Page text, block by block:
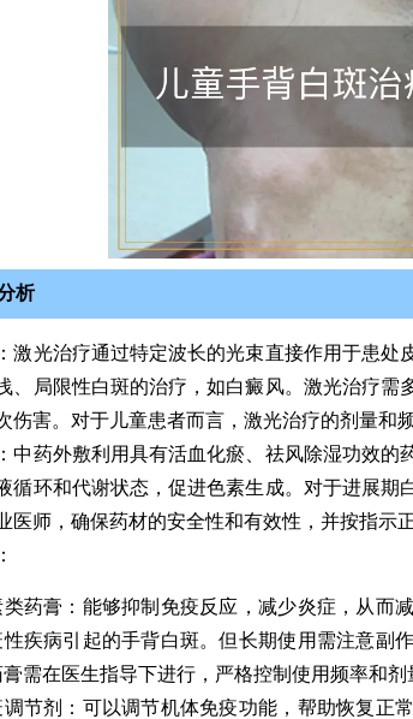
析
：激光治疗通过特定波长的光束直接作用于患
、局限性白斑的治疗，如白癜风。激光治疗
伤害。对于儿童患者而言，激光治疗的剂量和
：中药外敷利用具有活血化瘀、祛风除湿功效
循环和代谢状态，促进色素生成。对于进展
医师，确保药材的安全性和有效性，并按指示
：
类药膏：能够抑制免疫反应，减少炎症，从而
性疾病引起的手背白斑。但长期使用需注意副
需在医生指导下进行，严格控制使用频率和剂
调节剂：可以调节机体免疫功能，帮助恢复正